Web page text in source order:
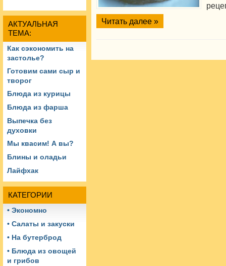
АКТУАЛЬНАЯ
ТЕМА:
Как сэкономить на
застолье?
Готовим сами сыр и
творог
Блюда из курицы
Блюда из фарша
Выпечка без
духовки
Мы квасим! А вы?
Блины и оладьи
Лайфхак
КАТЕГОРИИ
• Экономно
• Салаты и закуски
• На бутерброд
• Блюда из овощей
и грибов
Читать далее »